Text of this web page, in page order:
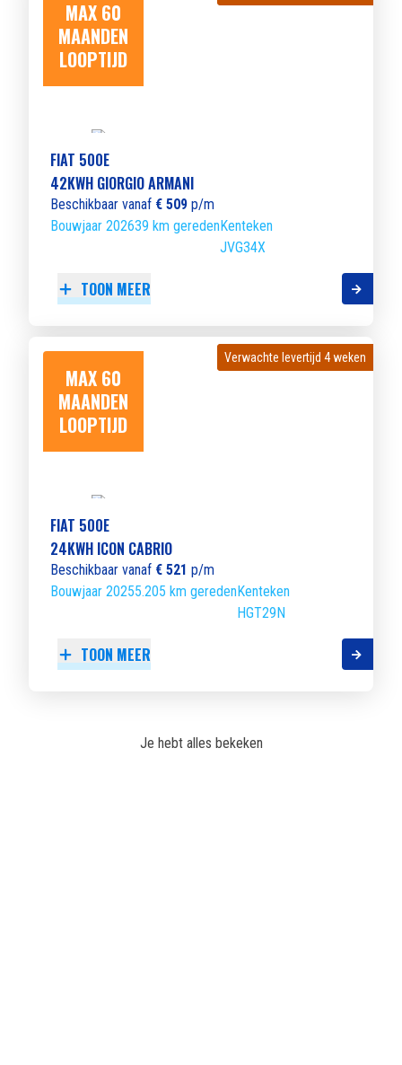
MAX 60
MAANDEN
LOOPTIJD
FIAT 500E
42KWH GIORGIO ARMANI
Beschikbaar vanaf € 509 p/m
Bouwjaar 202639 km geredenKenteken
JVG34X
TOON MEER
MAX 60
MAANDEN
LOOPTIJD
Verwachte levertijd 4 weken
Verwachte levertijd 4 weken
FIAT 500E
24KWH ICON CABRIO
Beschikbaar vanaf € 521 p/m
Bouwjaar 20255.205 km geredenKenteken
HGT29N
TOON MEER
Je hebt alles bekeken